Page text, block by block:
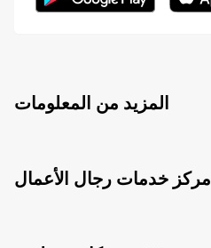
المزيد من المعلومات
مركز خدمات رجال الأعمال